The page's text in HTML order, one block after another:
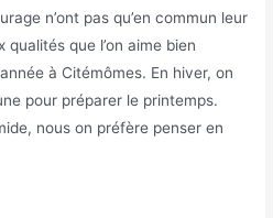
n’ont pas qu’en commun leur
que l’on aime bien
à Citémômes. En hiver, on
pour préparer le printemps.
nous on préfère penser en